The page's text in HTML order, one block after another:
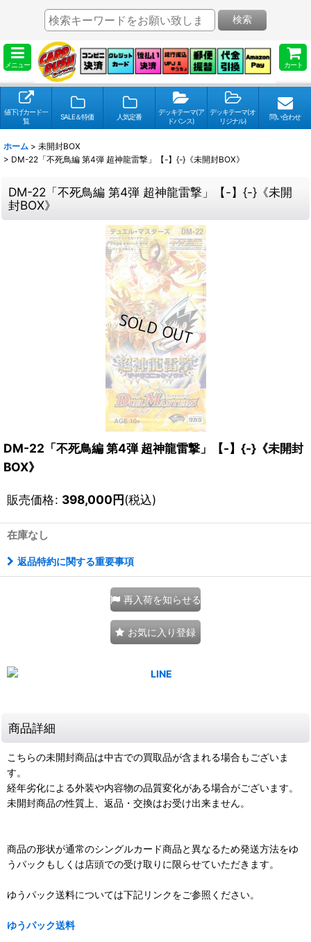
メニュー カート
検索
値下げカード一
覧
SALE＆特価 人気定番
デッキテーマ(ア
ドバンス)
デッキテーマ(オ
リジナル)
問い合わせ
ホーム > 未開封BOX
> DM-22「不死鳥編 第4弾 超神龍雷撃」【-】{-}《未開封BOX》
DM-22「不死鳥編 第4弾 超神龍雷撃」【-】{-}《未開
封BOX》
DM-22「不死鳥編 第4弾 超神龍雷撃」【-】{-}《未開封
BOX》
販売価格: 398,000円(税込)
在庫なし
返品特約に関する重要事項
再入荷を知らせる
お気に入り登録
商品詳細
こちらの未開封商品は中古での買取品が含まれる場合もございま
す。
経年劣化による外装や内容物の品質変化がある場合がございます。
未開封商品の性質上、返品・交換はお受け出来ません。
商品の形状が通常のシングルカード商品と異なるため発送方法をゆ
うパックもしくは店頭での受け取りに限らせていただきます。
ゆうパック送料については下記リンクをご参照ください。
ゆうパック送料